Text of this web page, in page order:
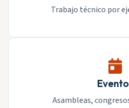
Trabajo técnico por
Asambleas,